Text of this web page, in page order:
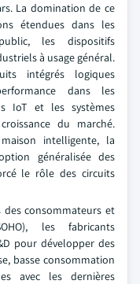
La domination de ce
étendues dans les
les dispositifs
à usage général.
intégrés logiques
dans les
IoT et les systèmes
du marché.
intelligente, la
généralisée des
le rôle des circuits
consommateurs et
les fabricants
pour développer des
basse consommation
avec les dernières